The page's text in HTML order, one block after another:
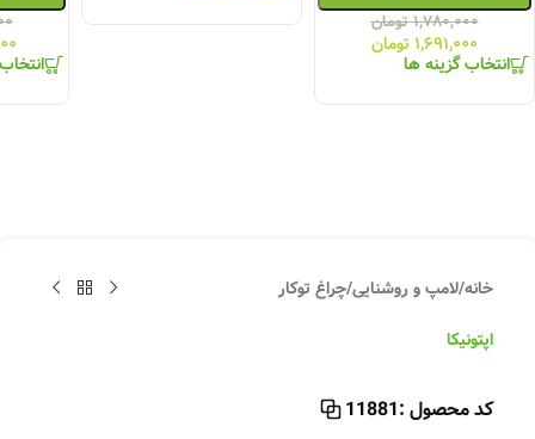
۱,۷۸۰,۰۰۰ تومان
۱,۶۹۱,۰۰۰ تومان
انتخاب گزینه ها
خانه/لامپ و روشنایی/چراغ توکار
اپتونیکا
کد محصول :11881